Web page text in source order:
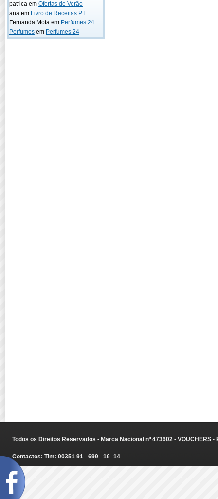
patrica em Ofertas de Verão
ana em Livro de Receitas PT
Fernanda Mota em Perfumes 24
Perfumes em Perfumes 24
Todos os Direitos Reservados - Marca Nacional nº 473602 - VOUCHERS
Contactos: Tlm: 00351 91 - 699 - 16 -14